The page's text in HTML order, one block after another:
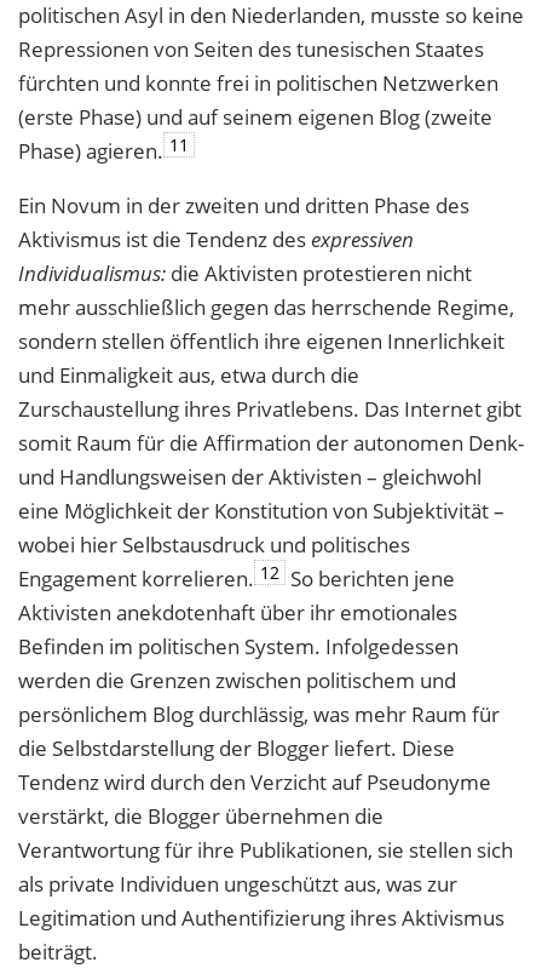
politischen Asyl in den Niederlanden, musste so keine
Repressionen von Seiten des tunesischen Staates
fürchten und konnte frei in politischen Netzwerken
(erste Phase) und auf seinem eigenen Blog (zweite
Phase) agieren. 11
Ein Novum in der zweiten und dritten Phase des
Aktivismus ist die Tendenz desexpressiven
Individualismus: die Aktivisten protestieren nicht
mehr ausschließlich gegen das herrschende Regime,
sondern stellen öffentlich ihre eigenen Innerlichkeit
und Einmaligkeit aus, etwa durch die
Zurschaustellung ihres Privatlebens. Das Internet gibt
somit Raum für die Affirmation der autonomen Denk-
und Handlungsweisen der Aktivisten – gleichwohl
eine Möglichkeit der Konstitution von Subjektivität –
wobei hier Selbstausdruck und politisches
Engagement korrelieren. 12 So berichten jene
Aktivisten anekdotenhaft über ihr emotionales
Befinden im politischen System. Infolgedessen
werden die Grenzen zwischen politischem und
persönlichem Blog durchlässig, was mehr Raum für
die Selbstdarstellung der Blogger liefert. Diese
Tendenz wird durch den Verzicht auf Pseudonyme
verstärkt, die Blogger übernehmen die
Verantwortung für ihre Publikationen, sie stellen sich
als private Individuen ungeschützt aus, was zur
Legitimation und Authentifizierung ihres Aktivismus
beiträgt.